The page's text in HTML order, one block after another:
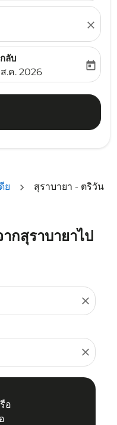
close
label
ลับ
return-date-
ส.ค. 2026
today
ย
สุราบายา - ตริวัน
กสุราบายาไป
close
close
อ
งและ/หรือปลายทาง) หรื